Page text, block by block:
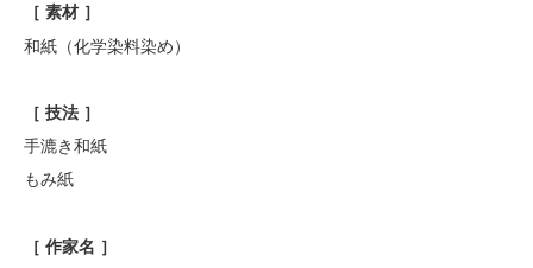
［ 素材 ］
和紙（化学染料染め）
［ 技法 ］
手漉き和紙
もみ紙
［ 作家名 ］